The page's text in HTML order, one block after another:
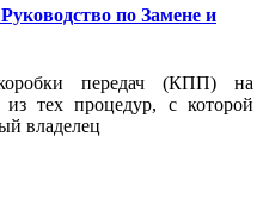
по Замене и
передач (КПП) на
тех процедур, с которой
владелец